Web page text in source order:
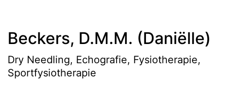
Beckers, D.M.M. (Daniëlle)
Dry Needling, Echografie, Fysiotherapie,
Sportfysiotherapie